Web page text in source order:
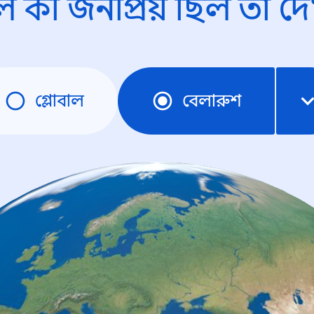
কী জনপ্রিয় ছিল তা
গ্লোবাল বেলারুশ